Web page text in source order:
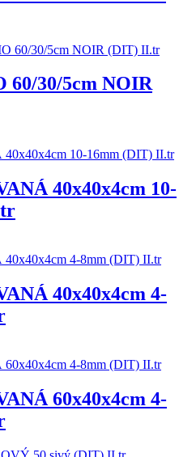
60/30/5cm NOIR
40x40x4cm 10-
40x40x4cm 4-
60x40x4cm 4-